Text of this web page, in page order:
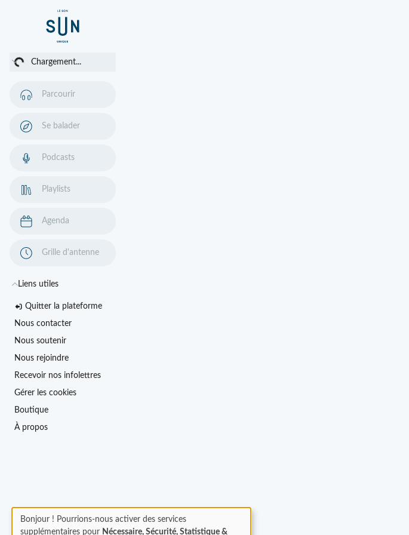
Chargement...
Parcourir
Se balader
Podcasts
Playlists
Agenda
Grille d'antenne
Liens utiles
Quitter la plateforme
Nous contacter
Nous soutenir
Nous rejoindre
Recevoir nos infolettres
Gérer les cookies
Boutique
À propos
Bonjour ! Pourrions-nous activer des services
supplémentaires pour Nécessaire, Sécurité, Statistique &